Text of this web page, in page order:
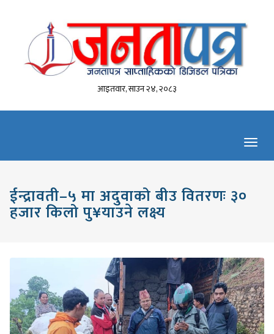
आइतवार, साउन २४, २०८३
ईन्द्रावती–५ मा अदुवाको बीउ वितरणः ३०
हजार किलो पु¥याउने लक्ष्य